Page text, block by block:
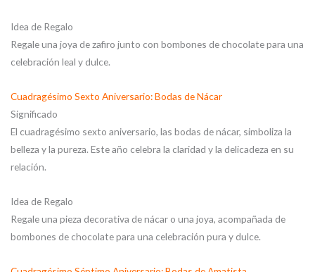
Idea de Regalo
Regale una joya de zafiro junto con bombones de chocolate para una
celebración leal y dulce.
Cuadragésimo Sexto Aniversario: Bodas de Nácar
Significado
El cuadragésimo sexto aniversario, las bodas de nácar, simboliza la
belleza y la pureza. Este año celebra la claridad y la delicadeza en su
relación.
Idea de Regalo
Regale una pieza decorativa de nácar o una joya, acompañada de
bombones de chocolate para una celebración pura y dulce.